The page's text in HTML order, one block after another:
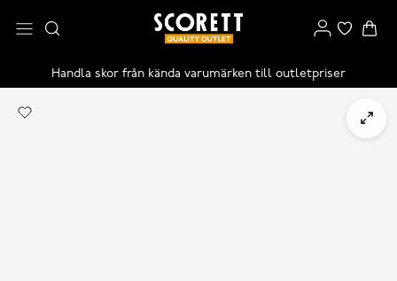
Handla skor från kända varumärken till outletpriser